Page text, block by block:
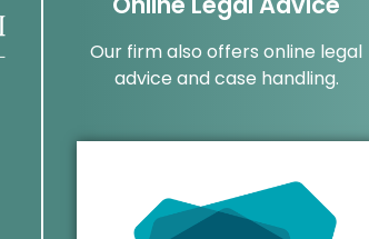
Our firm also offers online legal
advice and case handling.